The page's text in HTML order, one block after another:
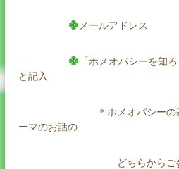
メールアドレス
「ホメオパシーを知
と記入
＊ホメオパシーの基本的
ーマのお話の
どちらからご参加希望